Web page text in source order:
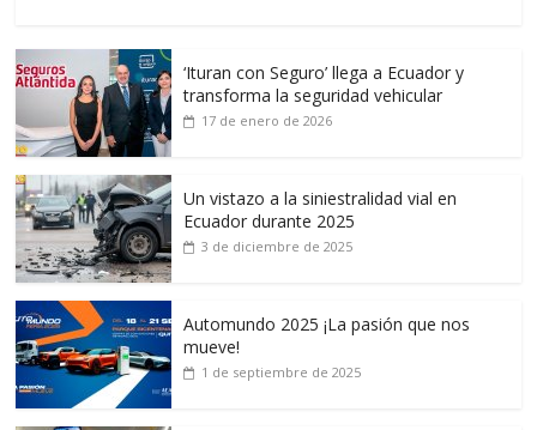
‘Ituran con Seguro’ llega a Ecuador y
transforma la seguridad vehicular
17 de enero de 2026
Un vistazo a la siniestralidad vial en
Ecuador durante 2025
3 de diciembre de 2025
Automundo 2025 ¡La pasión que nos
mueve!
1 de septiembre de 2025